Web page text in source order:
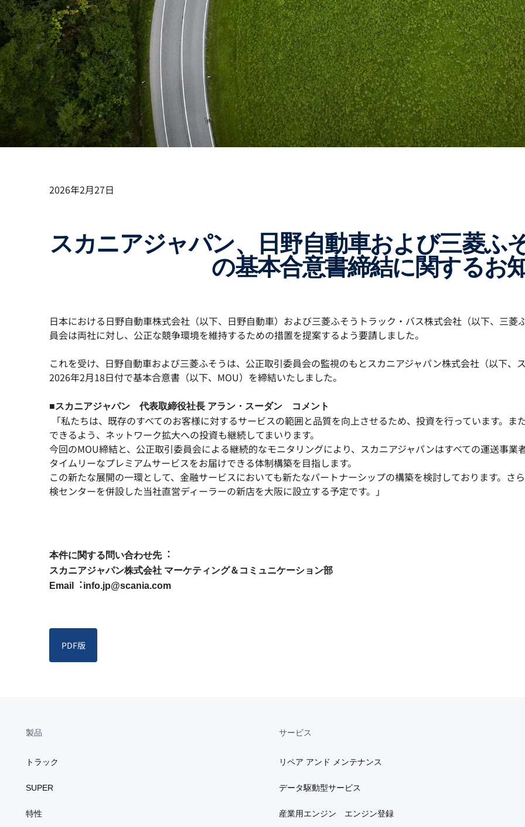
2026年2⽉27⽇
スカニアジャパン、日野自動車および三菱ふそうトラック・バスと
の基本合意書締結に関するお
日本における日野自動車株式会社（以下、日野自動車）および三菱ふそうトラック・バス株式会社（以下、三
員会は両社に対し、公正な競争環境を維持するための措置を提案するよう要請しました。
これを受け、日野自動車および三菱ふそうは、公正取引委員会の監視のもとスカニアジャパン株式会社（以下、
2026年2月18日付で基本合意書（以下、MOU）を締結いたしました。
■スカニアジャパン 代表取締役社長 アラン・スーダン コメント
「私たちは、既存のすべてのお客様に対するサービスの範囲と品質を向上させるため、投資を行っています。
できるよう、ネットワーク拡大への投資も継続してまいります。
今回のMOU締結と、公正取引委員会による継続的なモニタリングにより、スカニアジャパンはすべての運送事
タイムリーなプレミアムサービスをお届けできる体制構築を目指します。
この新たな展開の一環として、金融サービスにおいても新たなパートナーシップの構築を検討しております。さ
検センターを併設した当社直営ディーラーの新店を大阪に設立する予定です。」
本件に関する問い合わせ先︓
スカニアジャパン株式会社 マーケティング＆コミュニケーション部
Email︓info.jp@scania.com
PDF版
製品
トラック
SUPER
特性
サービス
リペア アンド メンテナンス
データ駆動型サービス
産業用エンジン エンジン登録